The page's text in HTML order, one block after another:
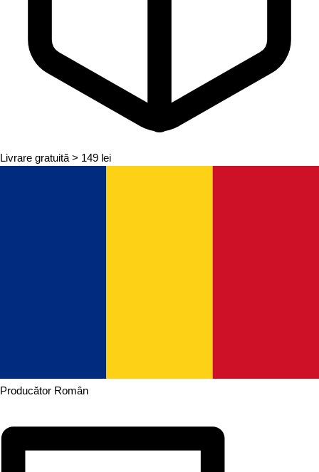
Livrare gratuită > 149 lei
Producător Român